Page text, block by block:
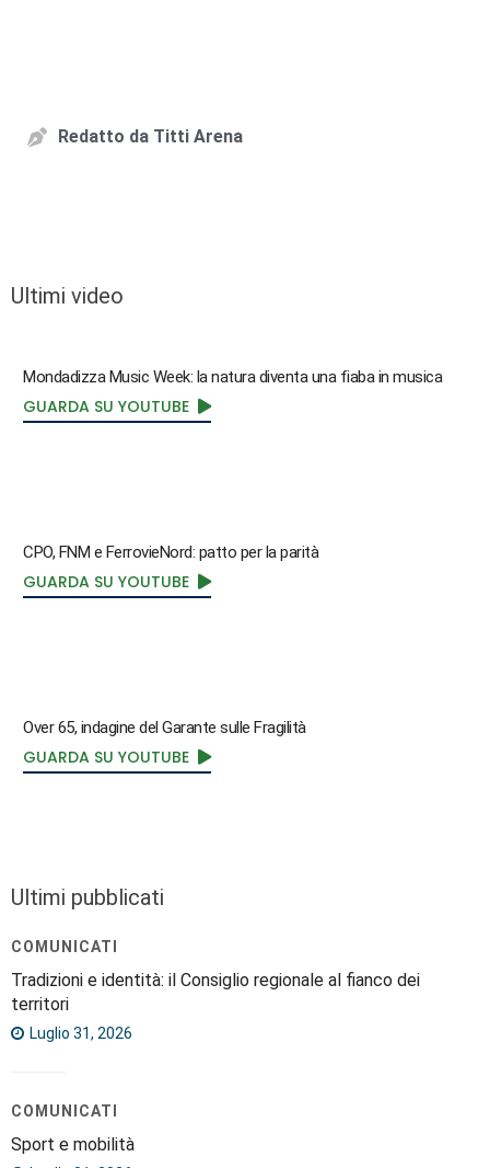
Redatto da Titti Arena
Ultimi video
Mondadizza Music Week: la natura diventa una fiaba in musica
GUARDA SU YOUTUBE
CPO, FNM e FerrovieNord: patto per la parità
GUARDA SU YOUTUBE
Over 65, indagine del Garante sulle Fragilità
GUARDA SU YOUTUBE
Ultimi pubblicati
COMUNICATI
Tradizioni e identità: il Consiglio regionale al fianco dei
territori
Luglio 31, 2026
COMUNICATI
Sport e mobilità